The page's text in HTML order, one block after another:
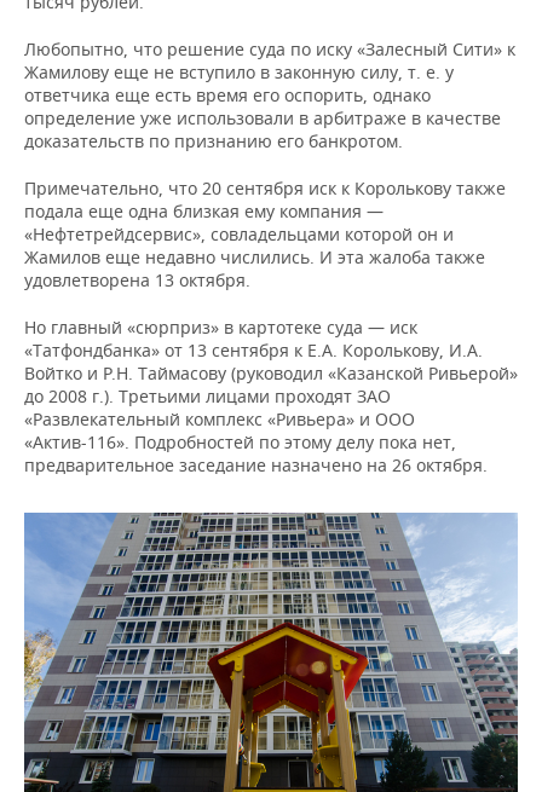
Любопытно, что решение суда по иску «Залесный Сити» к
Жамилову еще не вступило в законную силу, т. е. у
ответчика еще есть время его оспорить, однако
определение уже использовали в арбитраже в качестве
доказательств по признанию его банкротом.
Примечательно, что 20 сентября иск к Королькову также
подала еще одна близкая ему компания —
«Нефтетрейдсервис», совладельцами которой он и
Жамилов еще недавно числились. И эта жалоба также
удовлетворена 13 октября.
Но главный «сюрприз» в картотеке суда — иск
«Татфондбанка» от 13 сентября к Е.А. Королькову, И.А.
Войтко и Р.Н. Таймасову (руководил «Казанской Ривьерой»
до 2008 г.). Третьими лицами проходят ЗАО
«Развлекательный комплекс «Ривьера» и ООО
«Актив-116». Подробностей по этому делу пока нет,
предварительное заседание назначено на 26 октября.